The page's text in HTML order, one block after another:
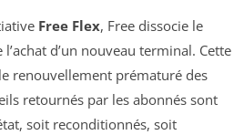
Free Flex, Free dissocie le
d’un nouveau terminal. Cette
renouvellement prématuré des
retournés par les abonnés sont
soit reconditionnés, soit